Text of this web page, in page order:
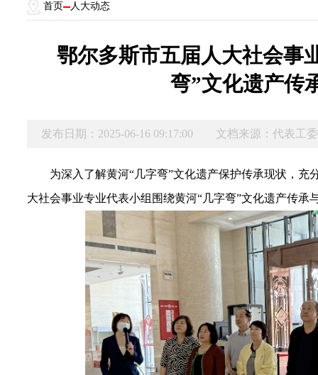
首页 人大动态
鄂尔多斯市五届人大社会事
弯”文化遗产传
发布日期：2025-06-16 09:17:00 文档来源：代表工
为深入了解黄河“几字弯”文化遗产保护传承现状，
大社会事业专业代表小组围绕黄河“几字弯”文化遗产传承